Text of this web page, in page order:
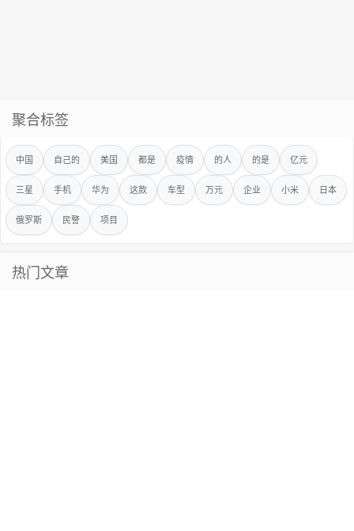
聚合标签
中国 自己的 美国 都是 疫情 的人 的是 亿元
三星 手机 华为 这款 车型 万元 企业 小米 日本
俄罗斯 民警 项目
热门文章